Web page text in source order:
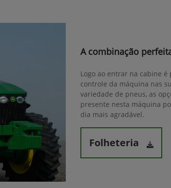
A combinação
Logo ao entrar na cabine
controle da máquina nas
variedade de pneus, as
presente nesta máquina
dia mais agradável.
Folheteria